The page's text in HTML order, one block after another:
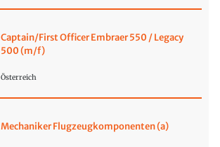
Captain/First Officer Embraer 550 / Legacy
500 (m/f)
Österreich
Mechaniker Flugzeugkomponenten (a)